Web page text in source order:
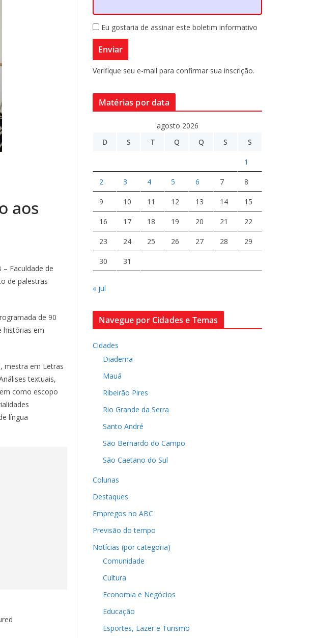
aos
Faculdade de
de palestras
de 90
histórias em
mestra em Letras
textuais,
como escopo
língua
Eu gostaria de assinar este boletim informativo
Verifique seu e-mail para confirmar sua inscrição.
Matérias por data
agosto 2026
D
S T Q Q S S
1
2 3 4 5 6 7 8
9 10 11 12 13 14 15
16 17 18 19 20 21 22
23 24 25 26 27 28 29
30 31
« jul
Navegue por Cidades e Temas
Cidades
Diadema
Mauá
Ribeirão Pires
Rio Grande da Serra
Santo André
São Bernardo do Campo
São Caetano do Sul
Colunas
Destaques
Empregos no ABC
Previsão do tempo
Notícias (por categoria)
Comunidade
Cultura
Economia e Negócios
Educação
Esportes, Lazer e Turismo